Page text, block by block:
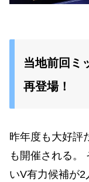
当地前回ミ
再登場！
昨年度も大好評
も開催される。
いV有力候補が